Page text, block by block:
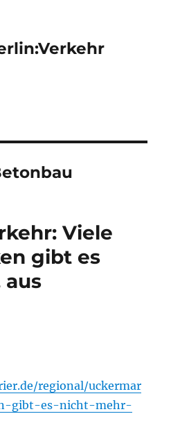
Viele
gibt es
regional/uckermar
gibt-es-nicht-mehr-